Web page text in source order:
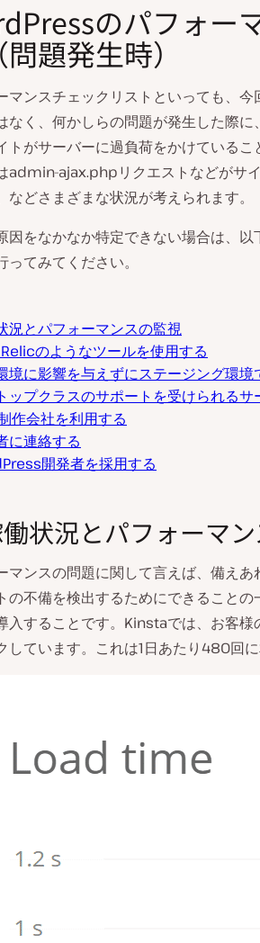
のパフォー
問題発生時）
マンスチェックリストといっても、今
なく、何かしらの問題が発生した際
トがサーバーに過負荷をかけているこ
admin-ajax.phpリクエストなどがサ
などさまざまな状況が考えられます。
因をなかなか特定できない場合は、
ってみてください。
況とパフォーマンスの監視
のようなツールを使用する
境に影響を与えずにステージング環境
ップクラスのサポートを受けられるサ
作会社を利用する
に連絡する
開発者を採用する
状況とパフォーマ
マンスの問題に関して言えば、備え
の不備を検出するためにできること
入することです。Kinstaでは、お客
しています。これは1日あたり480回に